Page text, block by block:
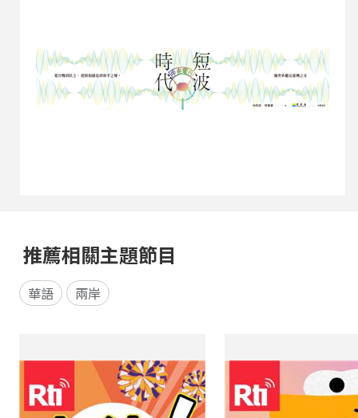
制，同時，台灣也不能因「寧可錯殺一百」而刁難
一般香港民眾，必須堅定守護民主價值，才不會落
入中共的統戰陷阱。 (精彩節目內容歡迎點選連結
頁面上的三角形播放鍵圖案收聽，或透過Podcast
推薦相關主題節目
華語 兩岸